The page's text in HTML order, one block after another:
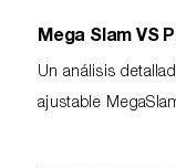
Mega Slam VS
Un análisis
ajustable